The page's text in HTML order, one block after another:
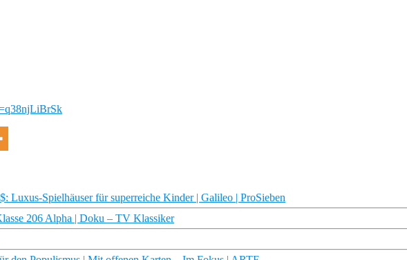
Luxus-Spielhäuser für superreiche Kinder | Galileo | ProSieben
206 Alpha | Doku – TV Klassiker